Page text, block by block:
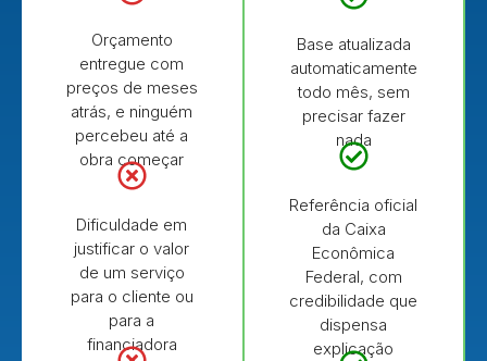
Orçamento
entregue com
preços de meses
atrás, e ninguém
percebeu até a
obra começar
Dificuldade em
justificar o valor
de um serviço
para o cliente ou
para a
financiadora
Base atualizada
automaticamente
todo mês, sem
precisar fazer
nada
Referência oficial
da Caixa
Econômica
Federal, com
credibilidade que
dispensa
explicação